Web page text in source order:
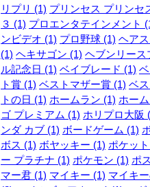
リプリ (1) プリンセス プリンセ
３ (1) プロエンタテインメント
ンビデオ (1) プロ野球 (1) ヘア
(1) ヘキサゴン (1) ヘブンリース
ル記念日 (1) ベイブレード (1)
ト賞 (1) ベストマザー賞 (1) ベ
トの日 (1) ホームラン (1) ホー
ゴ プレミアム (1) ホリプロ大阪
ンダ カブ (1) ボードゲーム (1)
ボス (1) ボヤッキー (1) ポケッ
ー プラチナ (1) ポケモン (1) ポ
マー君 (1) マイキー (1) マイキ